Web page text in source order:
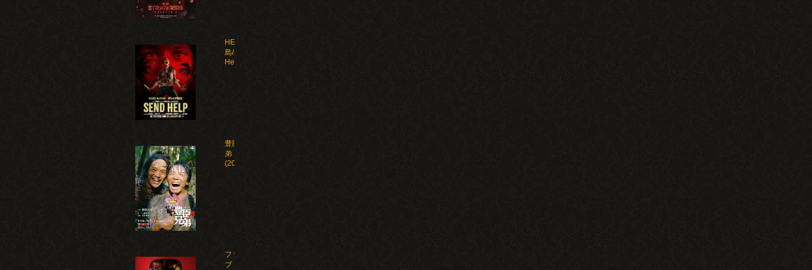
HELP 復讐
島/Send
Help(2026)
豊臣兄
弟！
(2026)
ファイ
ブ・ナ